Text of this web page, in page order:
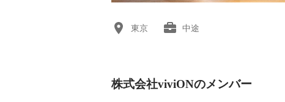
東京 中途
株式会社viviONのメンバー